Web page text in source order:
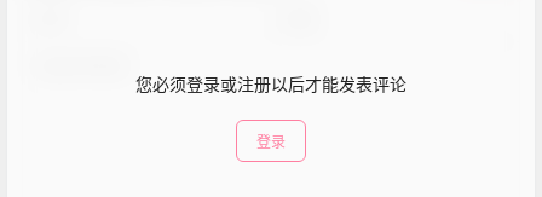
您必须登录或注册以后才能发表评论
登录